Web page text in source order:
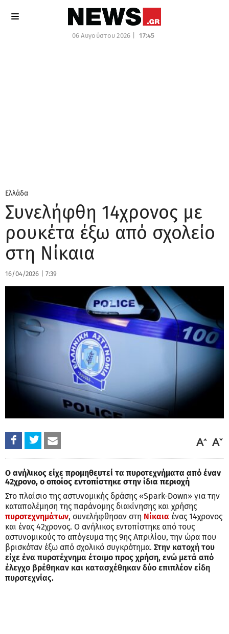
06 Αυγούστου 2026 | 17:45
Ελλάδα
Συνελήφθη 14χρονος με
ρουκέτα έξω από σχολείο
στη Νίκαια
16/04/2026 7:39
Ο ανήλικος είχε προμηθευτεί τα πυροτεχνήματα από έναν
42χρονο, ο οποίος εντοπίστηκε στην ίδια περιοχή
Στο πλαίσιο της αστυνομικής δράσης «Spark-Down» για την
καταπολέμηση της παράνομης διακίνησης και χρήσης
πυροτεχνημάτων, συνελήφθησαν στη Νίκαια ένας 14χρονος
και ένας 42χρονος. Ο ανήλικος εντοπίστηκε από τους
αστυνομικούς το απόγευμα της 9ης Απριλίου, την ώρα που
βρισκόταν έξω από σχολικό συγκρότημα. Στην κατοχή του
είχε ένα πυροτέχνημα έτοιμο προς χρήση, ενώ μετά από
έλεγχο βρέθηκαν και κατασχέθηκαν δύο επιπλέον είδη
πυροτεχνίας.